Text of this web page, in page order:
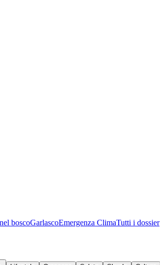
boscoGarlascoEmergenza ClimaTutti i dossier